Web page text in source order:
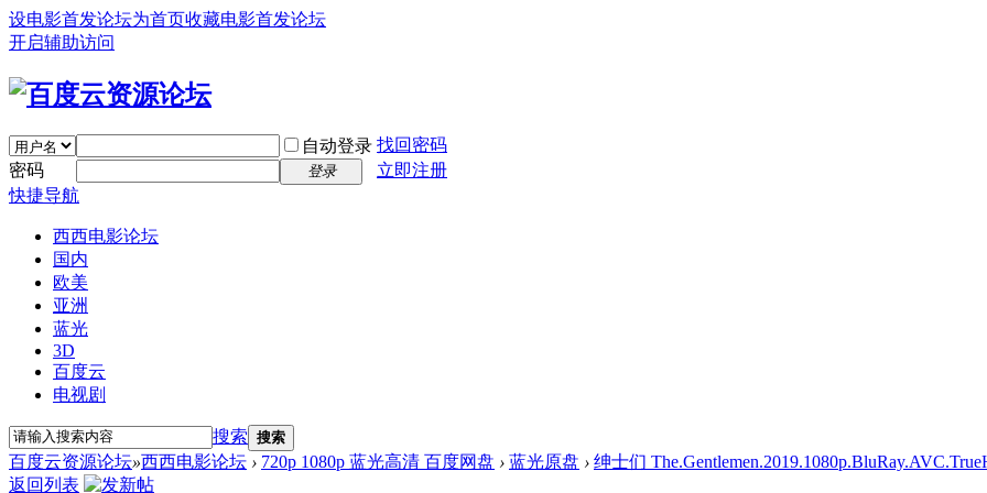
设电影首发论坛为首页收藏电影首发论坛
开启辅助访问
自动登录 找回密码
密码
登录
立即注册
快捷导航
西西电影论坛
国内
欧美
亚洲
蓝光
3D
百度云
电视剧
搜索 搜索
百度云资源论坛»西西电影论坛 › 720p 1080p 蓝光高清 百度网盘 › 蓝光原盘 › 绅士们
返回列表